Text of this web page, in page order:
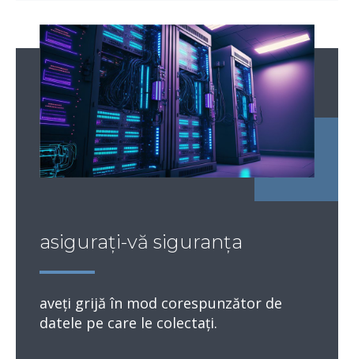
asigurați-vă siguranța
aveți grijă în mod corespunzător de
datele pe care le colectați.